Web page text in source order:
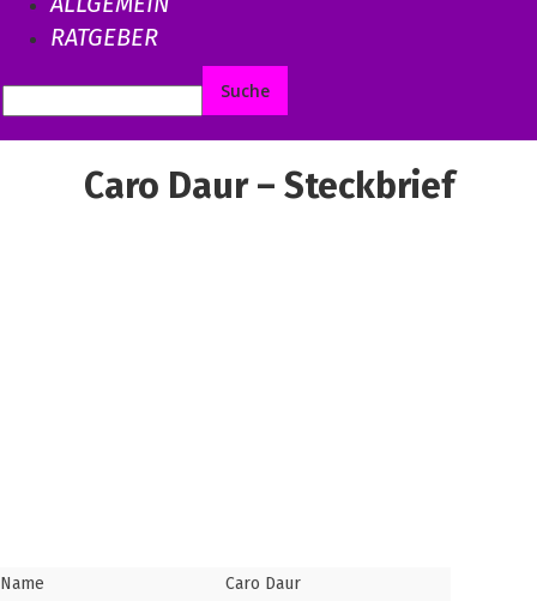
RATGEBER
Caro Daur – Steckbrief
Name
Caro Daur